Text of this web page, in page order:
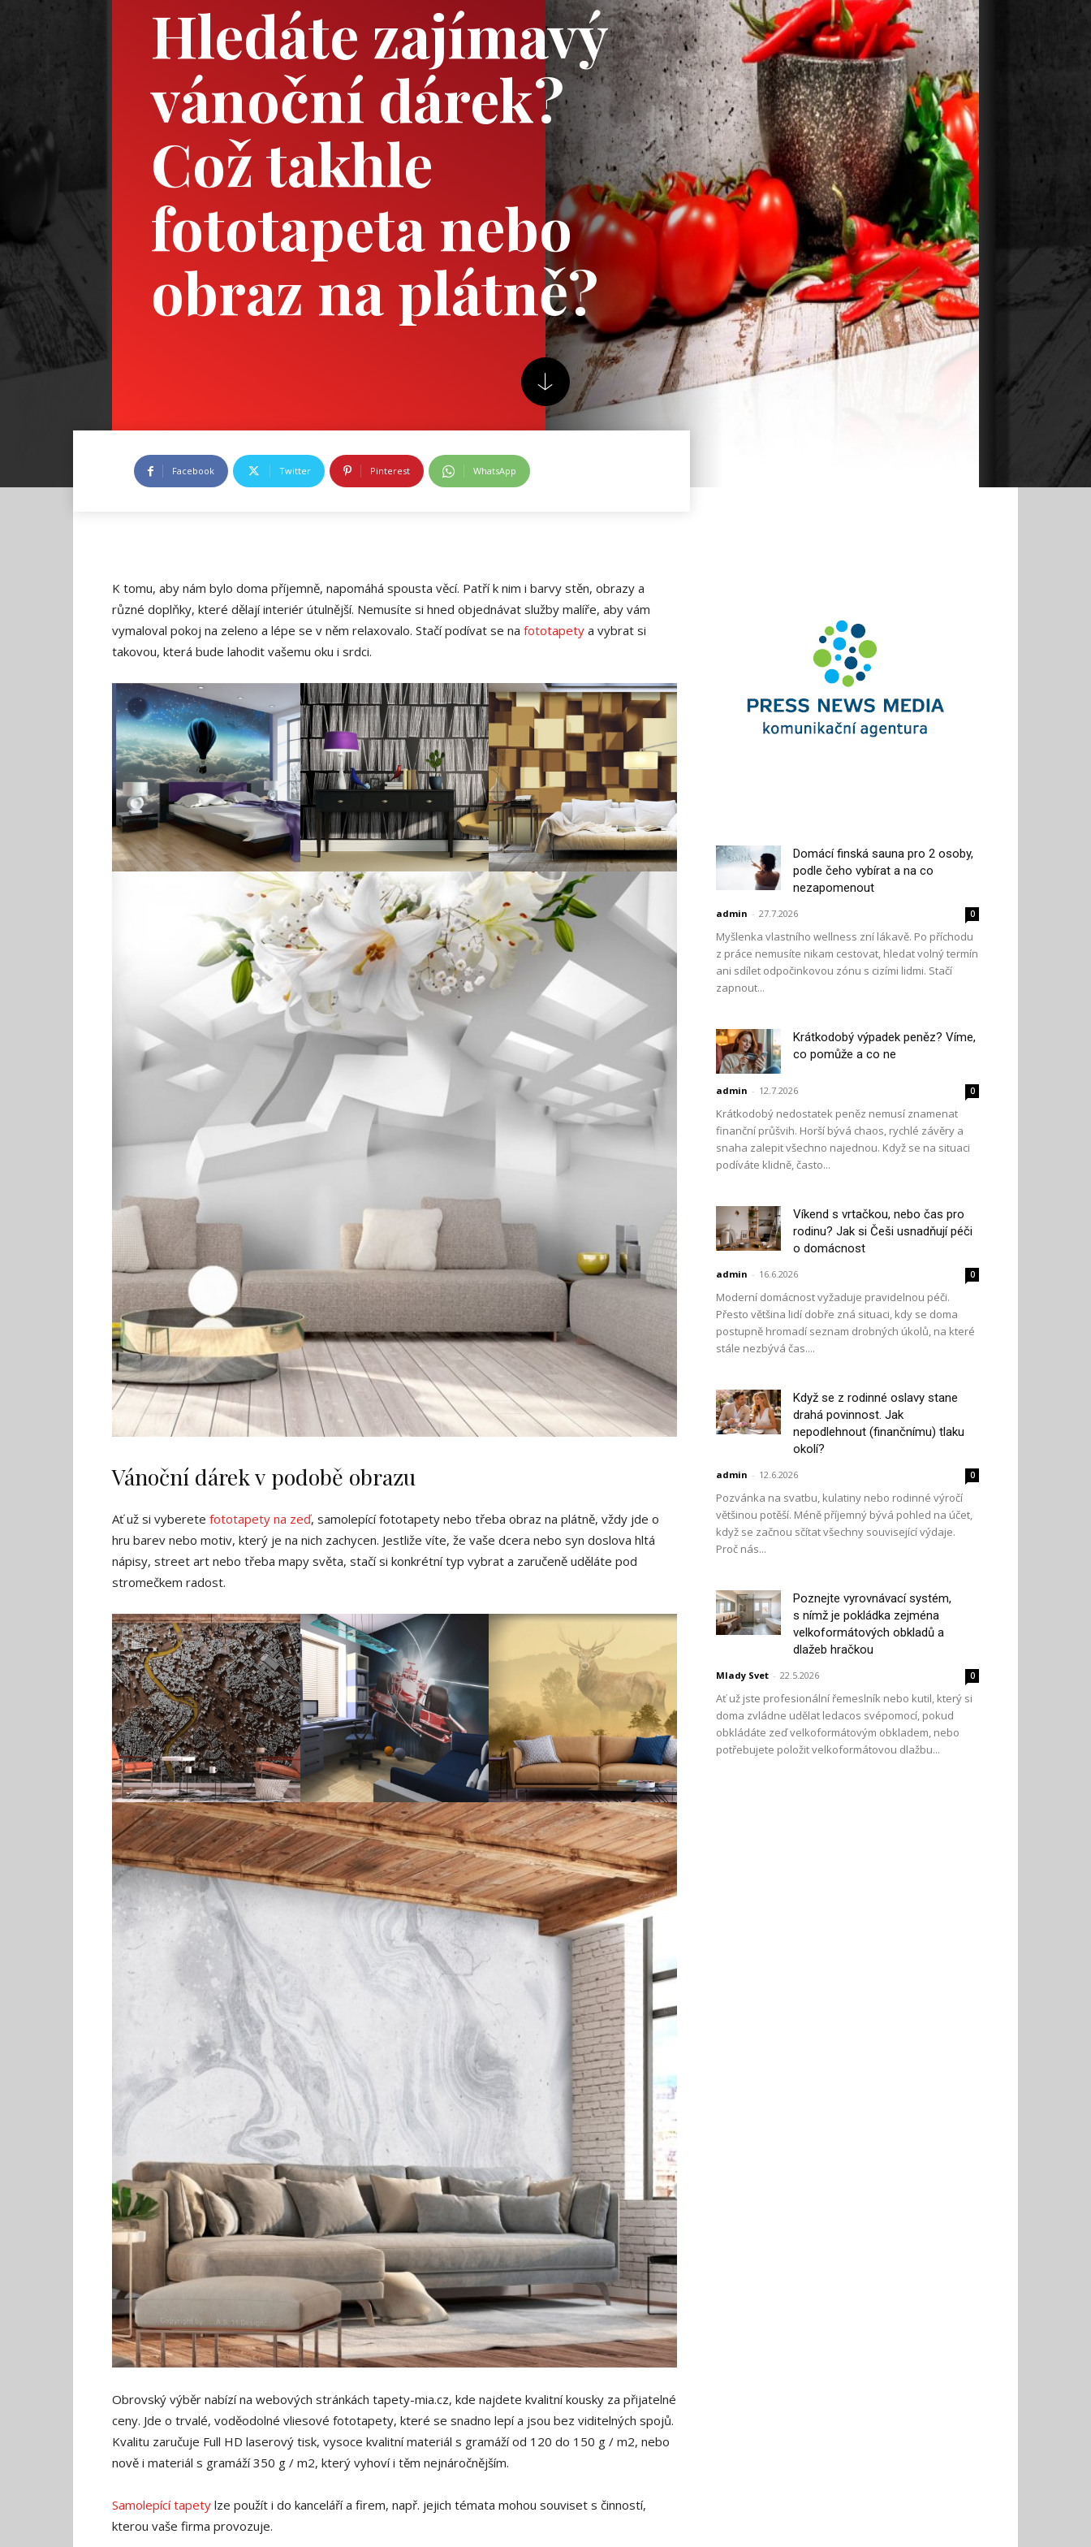
Hledáte zajímavý
vánoční dárek?
Což takhle
fototapeta nebo
obraz na plátně?
Facebook Twitter Pinterest WhatsApp
K tomu, aby nám bylo doma příjemně, napomáhá spousta věcí. Patří k nim i barvy stěn, obrazy a
různé doplňky, které dělají interiér útulnější. Nemusíte si hned objednávat služby malíře, aby vám
vymaloval pokoj na zeleno a lépe se v něm relaxovalo. Stačí podívat se na fototapety a vybrat si
takovou, která bude lahodit vašemu oku i srdci.
Vánoční dárek v podobě obrazu
Ať už si vyberete fototapety na zeď, samolepící fototapety nebo třeba obraz na plátně, vždy jde o
hru barev nebo motiv, který je na nich zachycen. Jestliže víte, že vaše dcera nebo syn doslova hltá
nápisy, street art nebo třeba mapy světa, stačí si konkrétní typ vybrat a zaručeně uděláte pod
stromečkem radost.
Obrovský výběr nabízí na webových stránkách tapety-mia.cz, kde najdete kvalitní kousky za přijatelné
ceny. Jde o trvalé, voděodolné vliesové fototapety, které se snadno lepí a jsou bez viditelných spojů.
Kvalitu zaručuje Full HD laserový tisk, vysoce kvalitní materiál s gramáží od 120 do 150 g / m2, nebo
nově i materiál s gramáží 350 g / m2, který vyhoví i těm nejnáročnějším.
Samolepící tapety lze použít i do kanceláří a firem, např. jejich témata mohou souviset s činností,
kterou vaše firma provozuje.
Domácí finská sauna pro 2 osoby,
podle čeho vybírat a na co
nezapomenout
admin - 27.7.2026 0
Myšlenka vlastního wellness zní lákavě. Po příchodu
z práce nemusíte nikam cestovat, hledat volný termín
ani sdílet odpočinkovou zónu s cizími lidmi. Stačí
zapnout...
Krátkodobý výpadek peněz? Víme,
co pomůže a co ne
admin - 12.7.2026 0
Krátkodobý nedostatek peněz nemusí znamenat
finanční průšvih. Horší bývá chaos, rychlé závěry a
snaha zalepit všechno najednou. Když se na situaci
podíváte klidně, často...
Víkend s vrtačkou, nebo čas pro
rodinu? Jak si Češi usnadňují péči
o domácnost
admin - 16.6.2026 0
Moderní domácnost vyžaduje pravidelnou péči.
Přesto většina lidí dobře zná situaci, kdy se doma
postupně hromadí seznam drobných úkolů, na které
stále nezbývá čas....
Když se z rodinné oslavy stane
drahá povinnost. Jak
nepodlehnout (finančnímu) tlaku
okolí?
admin - 12.6.2026 0
Pozvánka na svatbu, kulatiny nebo rodinné výročí
většinou potěší. Méně příjemný bývá pohled na účet,
když se začnou sčítat všechny související výdaje.
Proč nás...
Poznejte vyrovnávací systém,
s nímž je pokládka zejména
velkoformátových obkladů a
dlažeb hračkou
Mlady Svet - 22.5.2026 0
Ať už jste profesionální řemeslník nebo kutil, který si
doma zvládne udělat ledacos svépomocí, pokud
obkládáte zeď velkoformátovým obkladem, nebo
potřebujete položit velkoformátovou dlažbu...